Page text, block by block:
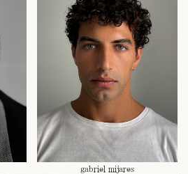
gabriel mijares